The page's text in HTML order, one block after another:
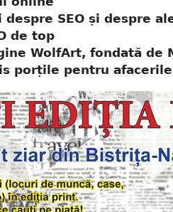
SEO și despre
de top
WolfArt, fondată de
porțile pentru